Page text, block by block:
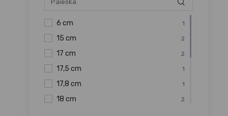
6 cm 1
15 cm 2
17 cm 2
17,5 cm 1
17,8 cm 1
18 cm 2